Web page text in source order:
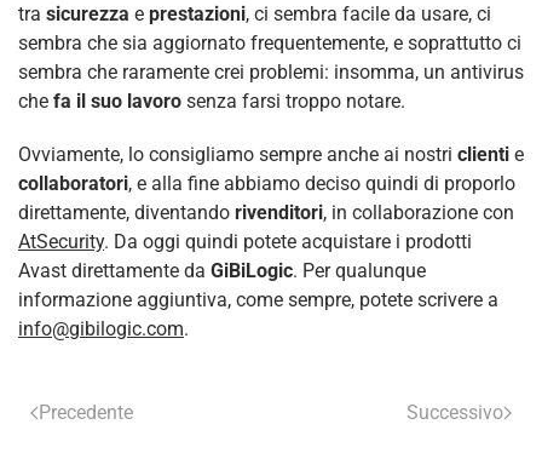
tra sicurezza e prestazioni, ci sembra facile da usare, ci
sembra che sia aggiornato frequentemente, e soprattutto ci
sembra che raramente crei problemi: insomma, un antivirus
che fa il suo lavoro senza farsi troppo notare.
Ovviamente, lo consigliamo sempre anche ai nostri clienti e
collaboratori, e alla fine abbiamo deciso quindi di proporlo
direttamente, diventando rivenditori, in collaborazione con
AtSecurity. Da oggi quindi potete acquistare i prodotti
Avast direttamente da GiBiLogic. Per qualunque
informazione aggiuntiva, come sempre, potete scrivere a
info@gibilogic.com.
Precedente Successivo